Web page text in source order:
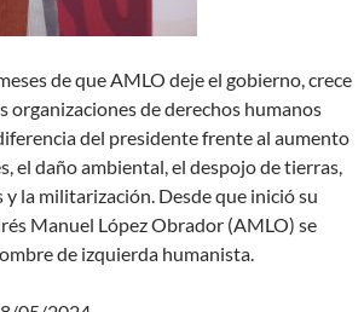
de que AMLO deje el gobierno, crece
organizaciones de derechos humanos
del presidente frente al aumento
el daño ambiental, el despojo de tierras,
y la militarización. Desde que inició su
Manuel López Obrador (AMLO) se
de izquierda humanista.